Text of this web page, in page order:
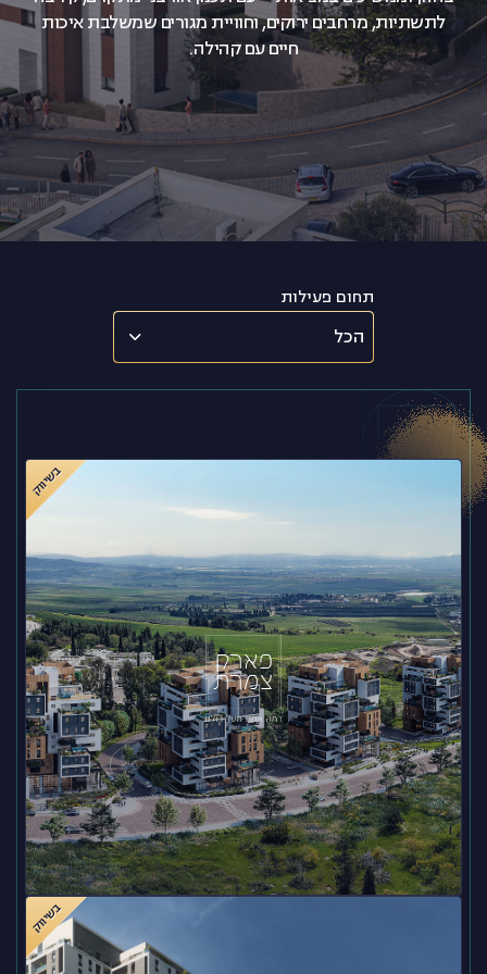
צרו קשר
לתשתיות, מרחבים ירוקים, וחוויית מגורים שמשלבת איכות
חיים עם קהילה.
תחום פעילות
הכל
בשיווק
בשיווק